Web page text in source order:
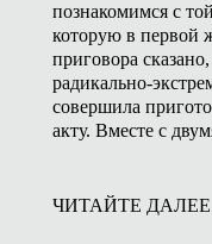
познакомимся с
которую в первой
приговора
радикально-
совершила
акту. Вместе с
ЧИТАЙТЕ